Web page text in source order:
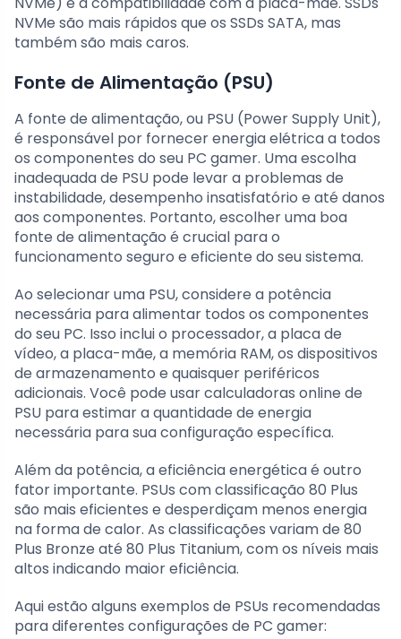
NVMe são mais rápidos que os SSDs SATA, mas
também são mais caros.
Fonte de Alimentação (PSU)
A fonte de alimentação, ou PSU (Power Supply Unit),
é responsável por fornecer energia elétrica a todos
os componentes do seu PC gamer. Uma escolha
inadequada de PSU pode levar a problemas de
instabilidade, desempenho insatisfatório e até danos
aos componentes. Portanto, escolher uma boa
fonte de alimentação é crucial para o
funcionamento seguro e eficiente do seu sistema.
Ao selecionar uma PSU, considere a potência
necessária para alimentar todos os componentes
do seu PC. Isso inclui o processador, a placa de
vídeo, a placa-mãe, a memória RAM, os dispositivos
de armazenamento e quaisquer periféricos
adicionais. Você pode usar calculadoras online de
PSU para estimar a quantidade de energia
necessária para sua configuração específica.
Além da potência, a eficiência energética é outro
fator importante. PSUs com classificação 80 Plus
são mais eficientes e desperdiçam menos energia
na forma de calor. As classificações variam de 80
Plus Bronze até 80 Plus Titanium, com os níveis mais
altos indicando maior eficiência.
Aqui estão alguns exemplos de PSUs recomendadas
para diferentes configurações de PC gamer: